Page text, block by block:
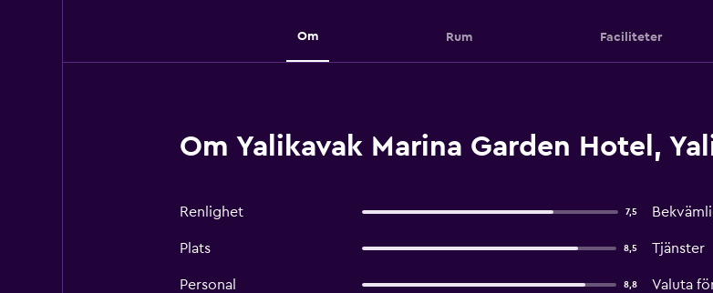
Om Rum Faciliteter
Om Yalikavak Marina Garden Hotel,
Renlighet 7,5
Plats 8,5 Tjänster
Personal 8,8 Valuta